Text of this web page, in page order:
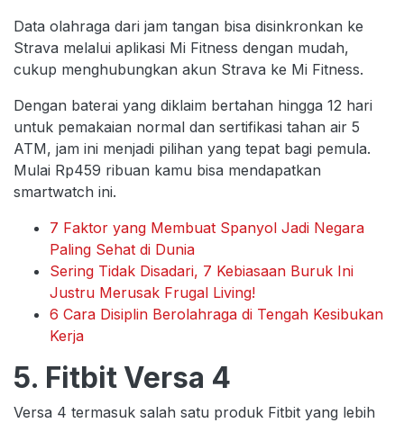
Data olahraga dari jam tangan bisa disinkronkan ke
Strava melalui aplikasi Mi Fitness dengan mudah,
cukup menghubungkan akun Strava ke Mi Fitness.
Dengan baterai yang diklaim bertahan hingga 12 hari
untuk pemakaian normal dan sertifikasi tahan air 5
ATM, jam ini menjadi pilihan yang tepat bagi pemula.
Mulai Rp459 ribuan kamu bisa mendapatkan
smartwatch ini.
7 Faktor yang Membuat Spanyol Jadi Negara
Paling Sehat di Dunia
Sering Tidak Disadari, 7 Kebiasaan Buruk Ini
Justru Merusak Frugal Living!
6 Cara Disiplin Berolahraga di Tengah Kesibukan
Kerja
5. Fitbit Versa 4
Versa 4 termasuk salah satu produk Fitbit yang lebih